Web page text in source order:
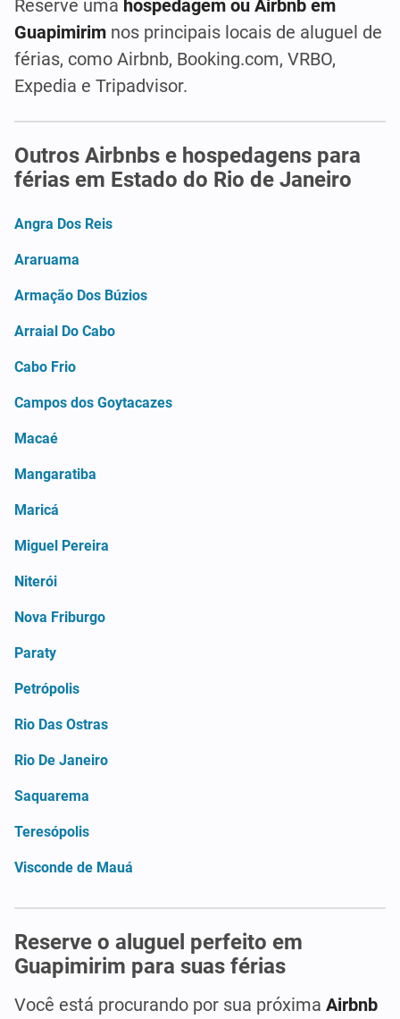
Reserve uma hospedagem ou Airbnb em
Guapimirim nos principais locais de aluguel de
férias, como Airbnb, Booking.com, VRBO,
Expedia e Tripadvisor.
Outros Airbnbs e hospedagens para
férias em Estado do Rio de Janeiro
Angra Dos Reis
Araruama
Armação Dos Búzios
Arraial Do Cabo
Cabo Frio
Campos dos Goytacazes
Macaé
Mangaratiba
Maricá
Miguel Pereira
Niterói
Nova Friburgo
Paraty
Petrópolis
Rio Das Ostras
Rio De Janeiro
Saquarema
Teresópolis
Visconde de Mauá
Reserve o aluguel perfeito em
Guapimirim para suas férias
Você está procurando por sua próxima Airbnb